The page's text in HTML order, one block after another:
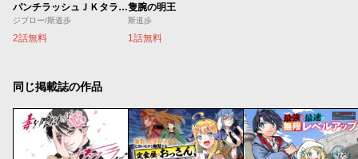
パンチラッシュＪＫタラちゃん
ジブロー/斯道歩
2話無料
隻腕の明王
斯道歩
1話無料
同じ掲載誌の作品